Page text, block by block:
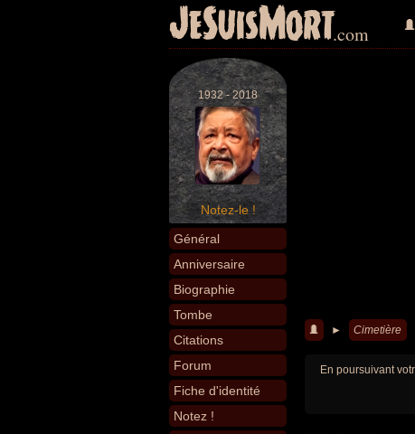
JeSuisMort.com
1932 - 2018
Notez-le !
Général
Anniversaire
Biographie
Tombe
Citations
Forum
Fiche d'identité
Notez !
► Cimetière
En poursuivant